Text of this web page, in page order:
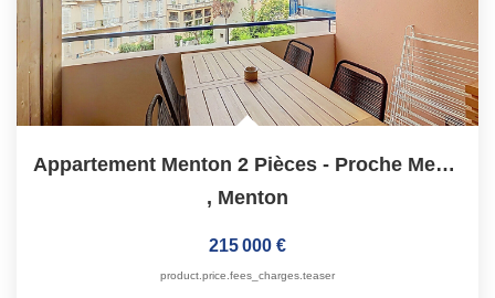
Appartement Menton 2 Pièces - Proche Mer Au Calme
, Menton
215 000 €
product.price.fees_charges.teaser